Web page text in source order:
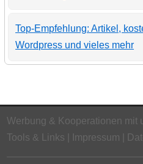
Top-Empfehlung: Artikel,
Wordpress und vieles mehr
Werbung & Kooperationen mit
Tools & Links
Impressum